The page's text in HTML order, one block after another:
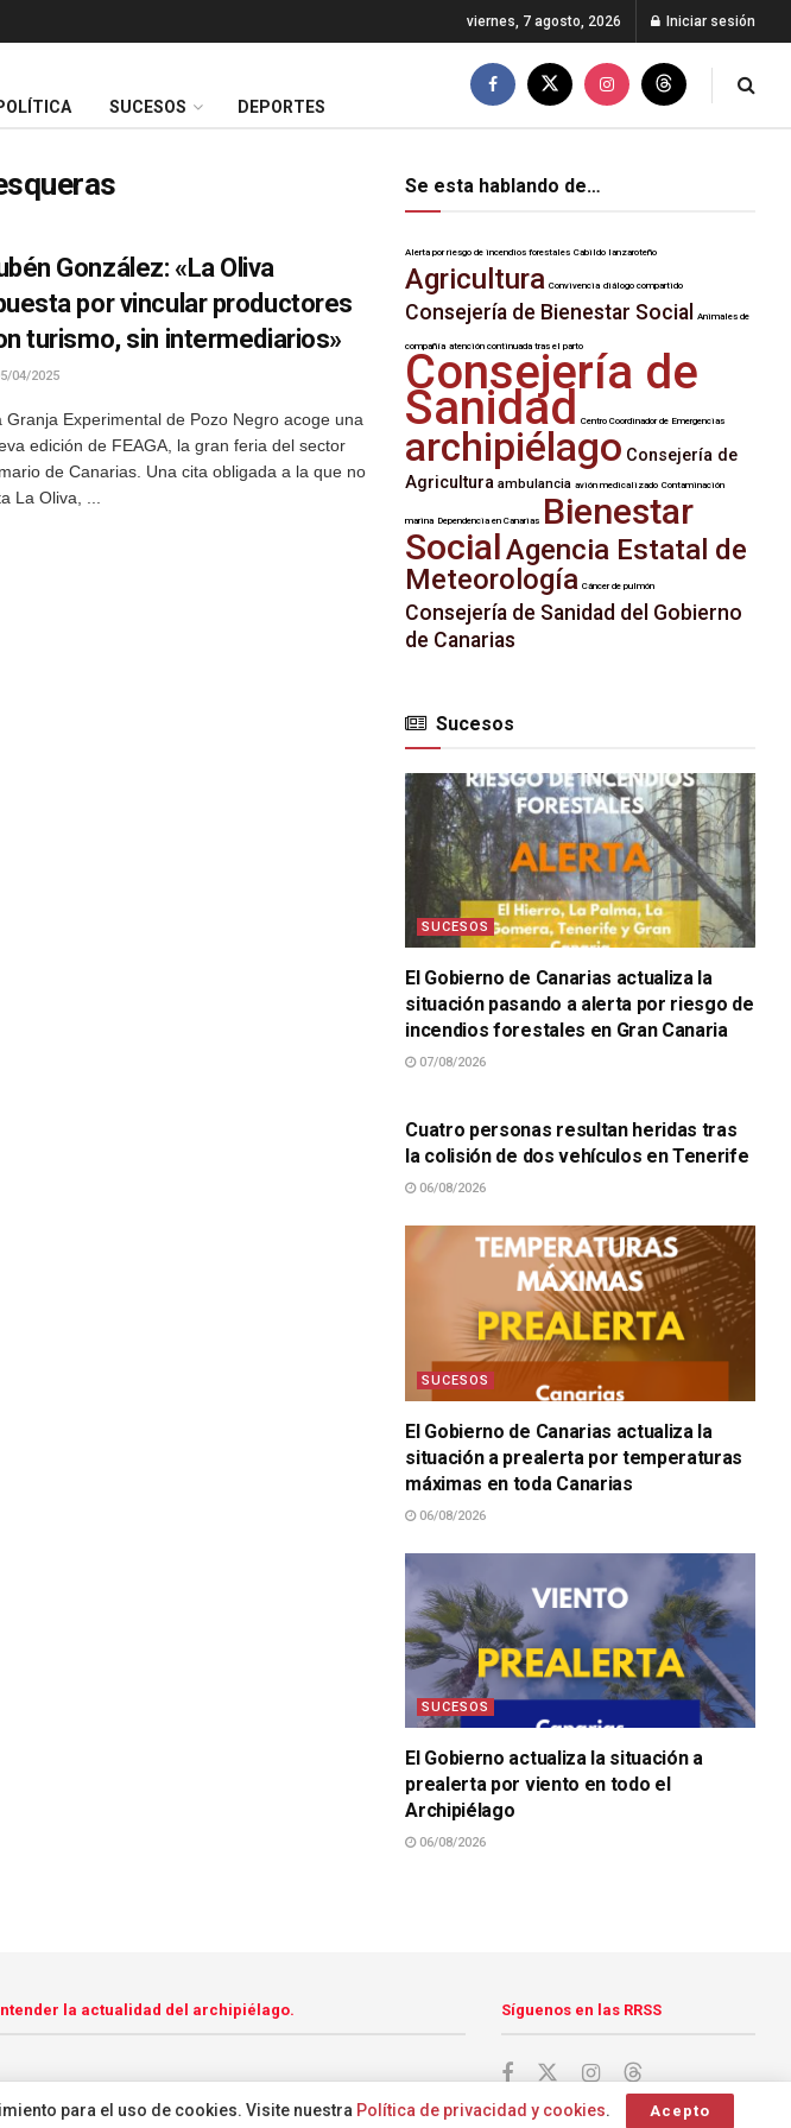
viernes, 7 agosto, 2026 Iniciar sesión
SUCESOS DEPORTES
González: «La Oliva
por vincular productores
turismo, sin intermediarios»
04/2025
Granja Experimental de Pozo Negro acoge una
edición de FEAGA, la gran feria del sector
de Canarias. Una cita obligada a la que no
La Oliva, ...
Se esta hablando de…
Alerta por riesgo de incendios forestales Cabildo lanzaroteño
Agricultura Convivencia diálogo compartido
Consejería de Bienestar Social Animales de
compañía atención continuada tras el parto
Consejería de
Sanidad Centro Coordinador de Emergencias
archipiélago Consejería de
Agricultura ambulancia avión medicalizado Contaminación
marina Dependencia en Canarias Bienestar
SocialAgencia Estatal de
Meteorología Cáncer de pulmón
Consejería de Sanidad del Gobierno
de Canarias
Sucesos
SUCESOS
El Gobierno de Canarias actualiza la
situación pasando a alerta por riesgo de
incendios forestales en Gran Canaria
07/08/2026
Cuatro personas resultan heridas tras
la colisión de dos vehículos en Tenerife
06/08/2026
SUCESOS
El Gobierno de Canarias actualiza la
situación a prealerta por temperaturas
máximas en toda Canarias
06/08/2026
SUCESOS
El Gobierno actualiza la situación a
prealerta por viento en todo el
Archipiélago
06/08/2026
la actualidad del archipiélago. Síguenos en las RRSS
para el uso de cookies. Visite nuestra Política de privacidad y cookies. Acepto